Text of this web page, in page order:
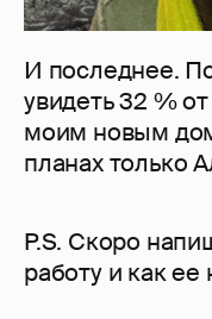
И последнее.
увидеть 32 %
моим новым
планах только
P.S. Скоро
работу и как ее